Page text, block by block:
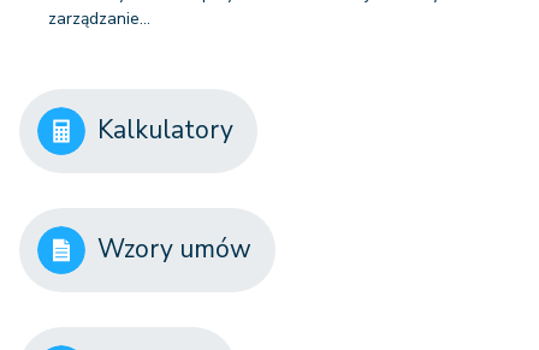
zarządzanie…
Kalkulatory
Wzory umów